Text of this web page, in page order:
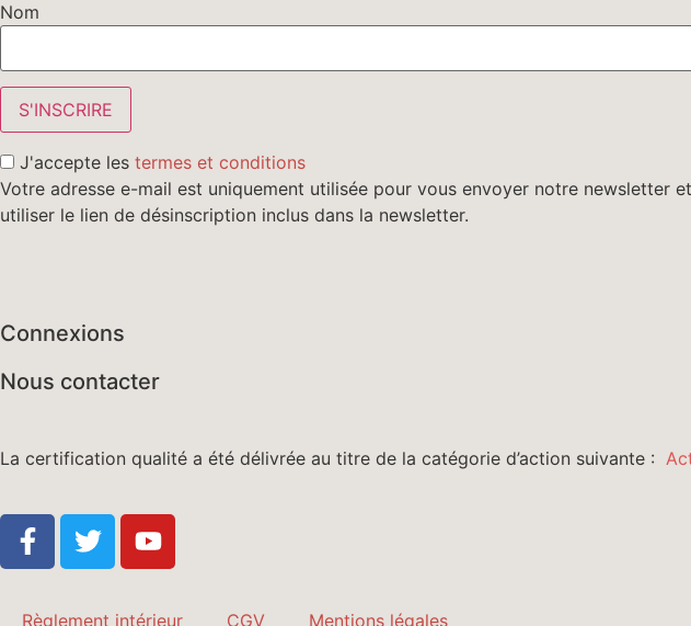
Nom
J'accepte les termes et conditions
Votre adresse e-mail est uniquement utilisée pour vous envoyer notre newsletter
utiliser le lien de désinscription inclus dans la newsletter.
Connexions
Nous contacter
La certification qualité a été délivrée au titre de la catégorie d’action suivante :
Règlement intérieur CGV Mentions légales